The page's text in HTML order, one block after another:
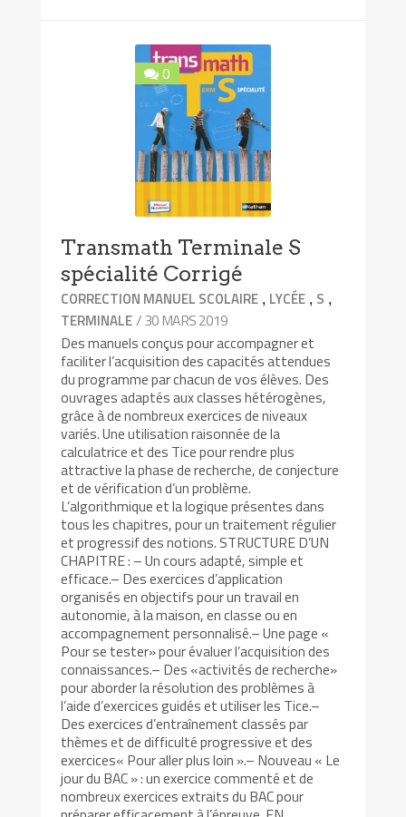
0
Transmath Terminale S
spécialité Corrigé
CORRECTION MANUEL SCOLAIRE , LYCÉE , S ,
TERMINALE/ 30 MARS 2019
Des manuels conçus pour accompagner et
faciliter l’acquisition des capacités attendues
du programme par chacun de vos élèves. Des
ouvrages adaptés aux classes hétérogènes,
grâce à de nombreux exercices de niveaux
variés. Une utilisation raisonnée de la
calculatrice et des Tice pour rendre plus
attractive la phase de recherche, de conjecture
et de vérification d’un problème.
L’algorithmique et la logique présentes dans
tous les chapitres, pour un traitement régulier
et progressif des notions. STRUCTURE D’UN
CHAPITRE : – Un cours adapté, simple et
efficace.– Des exercices d’application
organisés en objectifs pour un travail en
autonomie, à la maison, en classe ou en
accompagnement personnalisé.– Une page «
Pour se tester» pour évaluer l’acquisition des
connaissances.– Des «activités de recherche»
pour aborder la résolution des problèmes à
l’aide d’exercices guidés et utiliser les Tice.–
Des exercices d’entraînement classés par
thèmes et de difficulté progressive et des
exercices« Pour aller plus loin ».– Nouveau « Le
jour du BAC » : un exercice commenté et de
nombreux exercices extraits du BAC pour